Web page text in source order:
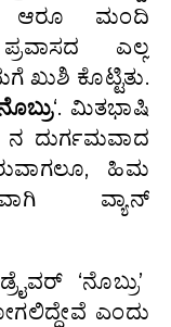
ಆರೂ ಮಂದಿ
ಎಲ್ಲ
ಕೊಟ್ಟಿತು.
‘. ಮಿತಭಾಷಿ
ದುರ್ಗಮವಾದ
ಹಿಮ
ವ್ಯಾನ್
‘ನೊಬ್ರು’
ಎಂದು